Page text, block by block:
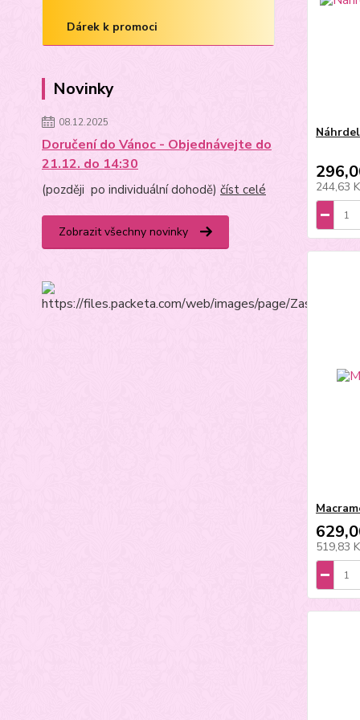
Dárek k promoci
Novinky
08.12.2025
Doručení do Vánoc - Objednávejte do
21.12. do 14:30
(později po individuální dohodě) číst celé
Zobrazit všechny novinky
244,63
519,83